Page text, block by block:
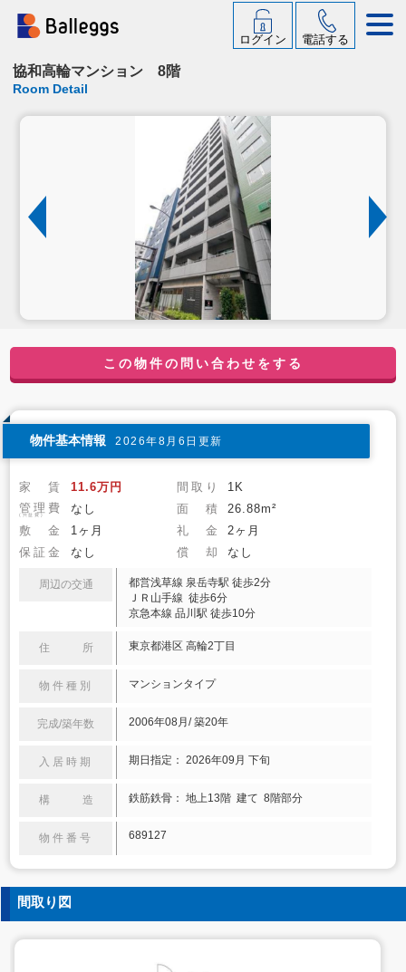
ログイン 電話する
協和高輪マンション 8階
Room Detail
この物件の問い合わせをする
物件基本情報 2026年8月6日更新
家 賃 11.6万円 間取り
1K
管理費
(共益費) なし 面 積
26.88m²
敷 金
1ヶ月 礼 金
2ヶ月
保証金
なし 償 却 なし
周辺の交通
都営浅草線 泉岳寺駅 徒歩2分
ＪＲ山手線 徒歩6分
京急本線 品川駅 徒歩10分
住 所 東京都港区 高輪2丁目
物件種別 マンションタイプ
完成/築年数 2006年08月/ 築20年
入居時期 期日指定： 2026年09月 下旬
構 造 鉄筋鉄骨： 地上13階 建て 8階部分
物件番号 689127
間取り図